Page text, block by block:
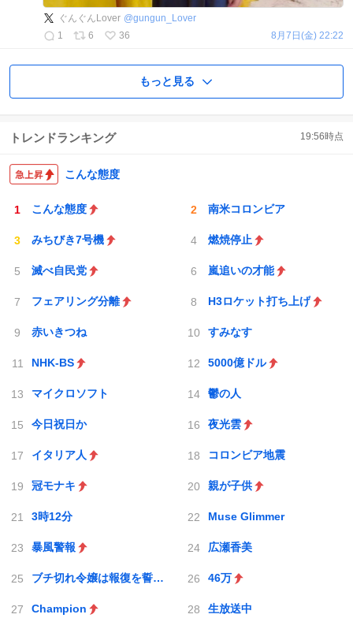
ぐんぐんLover @gungun_Lover
1
6 36 8月7日(金) 22:22
もっと見る
トレンドランキング 19:56時点
こんな態度
こんな態度 南米コロンビア
みちびき7号機 燃焼停止
滅べ自民党 嵐追いの才能
フェアリング分離 H3ロケット打ち上げ
赤いきつね すみなす
NHK-BS 5000億ドル
マイクロソフト 鬱の人
今日祝日か 夜光雲
イタリア人 コロンビア地震
冠モナキ 親が子供
3時12分 Muse Glimmer
暴風警報 広瀬香美
ブチ切れ令嬢は報復を誓いました。 46万
Champion 生放送中